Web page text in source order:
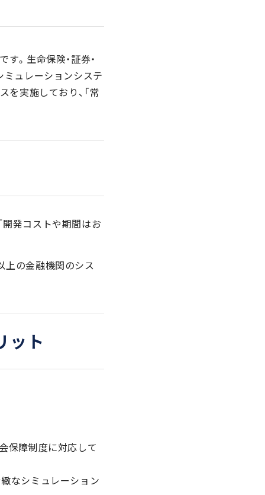
。生命保険・証券・
ミュレーションシステ
実施しており、「常
開発コストや期間はお
上の金融機関のシス
ット
保障制度に対応して
なシミュレーション